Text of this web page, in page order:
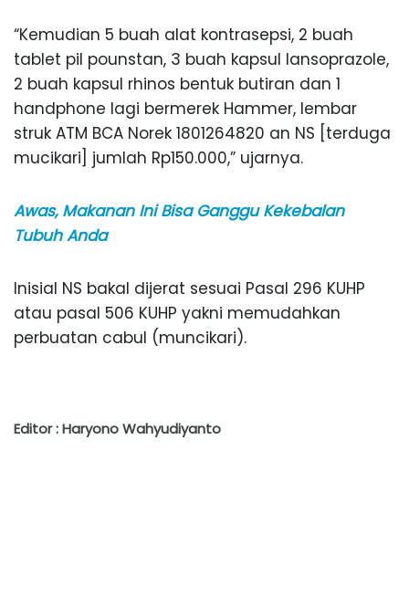
“Kemudian 5 buah alat kontrasepsi, 2 buah
tablet pil pounstan, 3 buah kapsul lansoprazole,
2 buah kapsul rhinos bentuk butiran dan 1
handphone lagi bermerek Hammer, lembar
struk ATM BCA Norek 1801264820 an NS [terduga
mucikari] jumlah Rp150.000,” ujarnya.
Awas, Makanan Ini Bisa Ganggu Kekebalan
Tubuh Anda
Inisial NS bakal dijerat sesuai Pasal 296 KUHP
atau pasal 506 KUHP yakni memudahkan
perbuatan cabul (muncikari).
Editor : Haryono Wahyudiyanto